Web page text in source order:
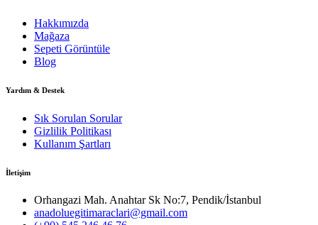
Hakkımızda
Mağaza
Sepeti Görüntüle
Blog
Yardım & Destek
Sık Sorulan Sorular
Gizlilik Politikası
Kullanım Şartları
İletişim
Orhangazi Mah. Anahtar Sk No:7, Pendik/İstanbul
anadoluegitimaraclari@gmail.com